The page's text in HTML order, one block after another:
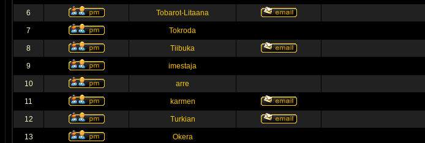
6 Tobarot-Litaana
7 Tokroda
8 Tiibuka
9 imestaja
10 arre
11 karmen
12 Turkian
13 Okera